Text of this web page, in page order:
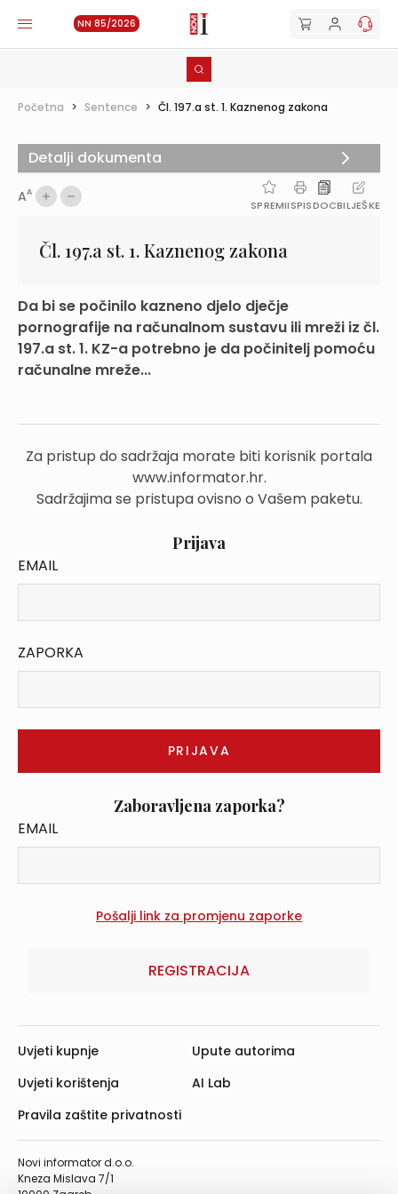
NN 85/2026
Početna > Sentence > Čl. 197.a st. 1. Kaznenog zakona
AA
SPREMIISPISDOCBILJEŠKE
Čl. 197.a st. 1. Kaznenog zakona
Da bi se počinilo kazneno djelo dječje
pornografije na računalnom sustavu ili mreži iz čl.
197.a st. 1. KZ-a potrebno je da počinitelj pomoću
računalne mreže...
Za pristup do sadržaja morate biti korisnik portala
www.informator.hr.
Sadržajima se pristupa ovisno o Vašem paketu.
Prijava
EMAIL
ZAPORKA
Zaboravljena zaporka?
EMAIL
REGISTRACIJA
Detalji dokumenta
Novi informator d.o.o.
Kneza Mislava 7/1
Uvjeti kupnje
Uvjeti korištenja
Pravila zaštite privatnosti
Upute autorima
AI Lab